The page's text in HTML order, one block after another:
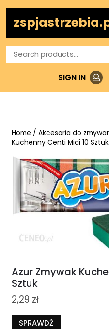
content
Search
for:
SIGN IN
Home / Akcesoria do
Kuchenny Centi Midi 10 Sztuk
Azur Zmywak
Sztuk
2,29 zł
SPRAWDŹ